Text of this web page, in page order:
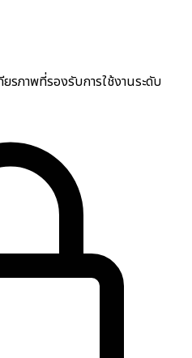
รภาพที่รองรับการใช้งานระดับ